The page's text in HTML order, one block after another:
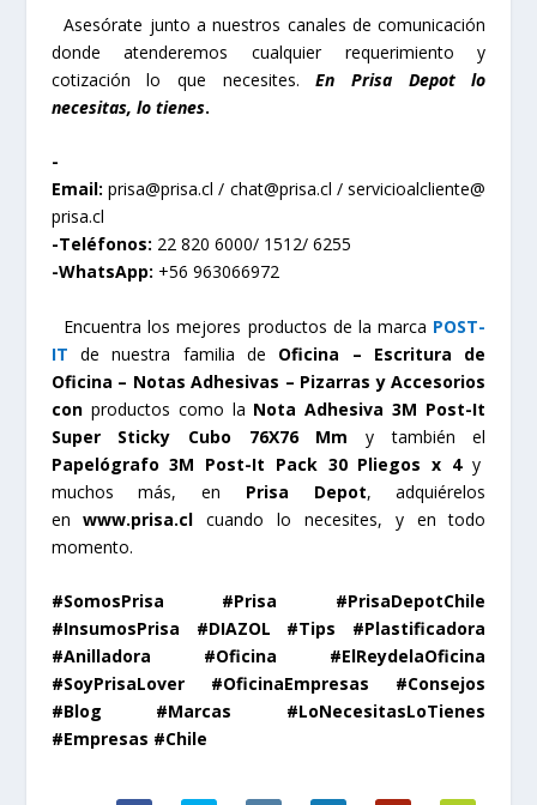
Asesórate junto a nuestros canales de comunicación
donde atenderemos cualquier requerimiento y
cotización lo que necesites.En Prisa Depot lo
necesitas, lo tienes.
-
Email: prisa@prisa.cl / chat@prisa.cl /servicioalcliente@
prisa.cl
-Teléfonos: 22 820 6000/ 1512/ 6255
-WhatsApp: +56 963066972
Encuentra los mejores productos de la marca POST-
IT de nuestra familia de Oficina – Escritura de
Oficina – Notas Adhesivas – Pizarras y Accesorios
conproductos como la Nota Adhesiva 3M Post-It
Super Sticky Cubo 76X76 Mmy también el
Papelógrafo 3M Post-It Pack 30 Pliegos x 4 y
muchos más, en Prisa Depot, adquiérelos
enwww.prisa.clcuando lo necesites, y en todo
momento.
#SomosPrisa #Prisa #PrisaDepotChile
#InsumosPrisa #DIAZOL #Tips #Plastificadora
#Anilladora #Oficina #ElReydelaOficina
#SoyPrisaLover #OficinaEmpresas #Consejos
#Blog #Marcas #LoNecesitasLoTienes
#Empresas #Chile